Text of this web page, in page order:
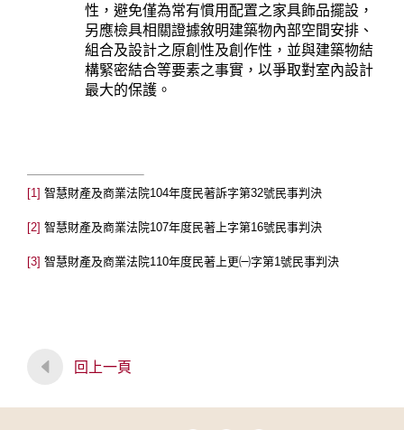
性，避免僅為常有慣用配置之家具飾品擺設，
另應檢具相關證據敘明建築物內部空間安排、
組合及設計之原創性及創作性，並與建築物結
構緊密結合等要素之事實，以爭取對室內設計
最大的保護。
[1] 智慧財產及商業法院104年度民著訴字第32號民事判決
[2] 智慧財產及商業法院107年度民著上字第16號民事判決
[3] 智慧財產及商業法院110年度民著上更㈠字第1號民事判決
回上一頁